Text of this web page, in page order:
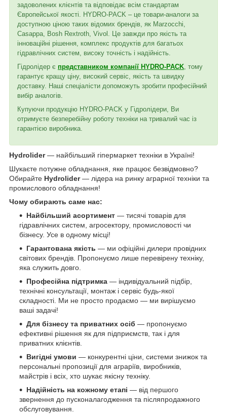
задоволених клієнтів та відповідає всім стандартам
Європейської якості. HYDRO-PACK – це товари-аналоги за
доступною ціною таких відомих брендів, як Marzocchi,
Casappa, Bosh Rextroth, Vivol. Це завжди про якість та
інноваційні рішення, комплекс продуктів для багатьох
гідравлічних систем, високу точність і надійність.
Гідролідер є представником компанії HYDRO-PACK , тому
гарантує кращу ціну, високий сервіс, якість та швидку
доставку. Наші спеціалісти допоможуть зробити професійний
вибір аналогів.
Купуючи продукцію HYDRO-PACK у Гідролідери, Ви
отримуєте безперебійну роботу техніки на тривалий час із
гарантією виробника.
Hydrolider— найбільший гіпермаркет техніки в Україні!
Шукаєте потужне обладнання, яке працює безвідмовно?
Обирайте Hydrolider— лідера на ринку аграрної техніки та
промислового обладнання!
Чому обирають саме нас:
Найбільший асортимент — тисячі товарів для
гідравлічних систем, агросектору, промисловості чи
бізнесу. Усе в одному місці!
Гарантована якість — ми офіційні дилери провідних
світових брендів. Пропонуємо лише перевірену техніку,
яка служить довго.
Професійна підтримка — індивідуальний підбір,
технічні консультації, монтаж і сервіс будь-якої
складності. Ми не просто продаємо — ми вирішуємо
ваші задачі!
Для бізнесу та приватних осіб — пропонуємо
ефективні рішення як для підприємств, так і для
приватних клієнтів.
Вигідні умови — конкурентні ціни, системи знижок та
персональні пропозиції для аграріїв, виробників,
майстрів і всіх, хто шукає якісну техніку.
Надійність на кожному етапі — від першого
звернення до пусконалагодження та післяпродажного
обслуговування.